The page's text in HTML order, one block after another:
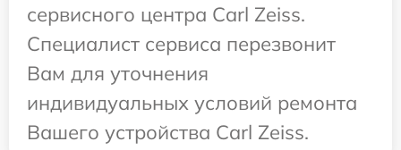
сервисного центра Carl Zeiss.
Специалист сервиса перезвонит
Вам для уточнения
индивидуальных условий ремонта
Вашего устройства Carl Zeiss.